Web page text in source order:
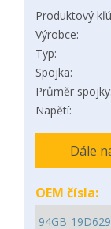
Produktový
Výrobce:
Typ:
Spojka:
Průměr spojky:
Napětí:
Dále
OEM čísla: